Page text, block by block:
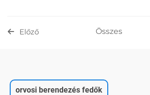
Előző Összes
orvosi berendezés fedők